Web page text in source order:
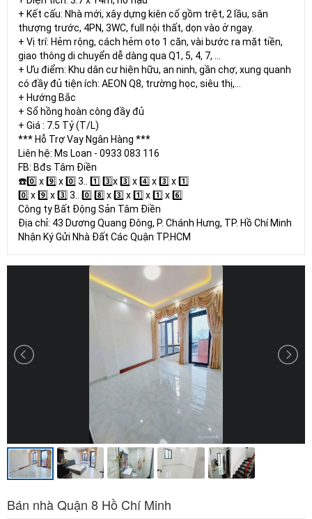
+ Kết cấu: Nhà mới, xây dựng kiên cố gồm trệt, 2 lầu, sân
thượng trước, 4PN, 3WC, full nội thất, dọn vào ở ngay.
+ Vị trí: Hẻm rộng, cách hẻm oto 1 căn, vài bước ra mặt tiền,
giao thông di chuyển dễ dàng qua Q1, 5, 4, 7, …
+ Ưu điểm: Khu dân cư hiện hữu, an ninh, gần chợ, xung quanh
có đầy đủ tiện ích: AEON Q8, trường học, siêu thị,…
+ Hướng Bắc
+ Sổ hồng hoàn công đầy đủ
+ Giá : 7.5 Tỷ (T/L)
*** Hỗ Trợ Vay Ngân Hàng ***
Liên hệ: Ms Loan - 0933 083 116
FB: Bđs Tâm Điền
☎️0️⃣ x 9️⃣ x 0️⃣ 3.. 1️⃣ 3️⃣x 3️⃣ x 4️⃣ x 3️⃣ x 1️⃣
0️⃣ x 9️⃣ x 3️⃣ 3.. 0️⃣ 8️⃣ x 3️⃣ x 1️⃣ x 1️⃣ x 6️⃣
Công ty Bất Động Sản Tâm Điền
Địa chỉ: 43 Dương Quang Đông, P. Chánh Hưng, TP. Hồ Chí Minh
Nhận Ký Gửi Nhà Đất Các Quận TP.HCM
Bán nhà Quận 8 Hồ Chí Minh